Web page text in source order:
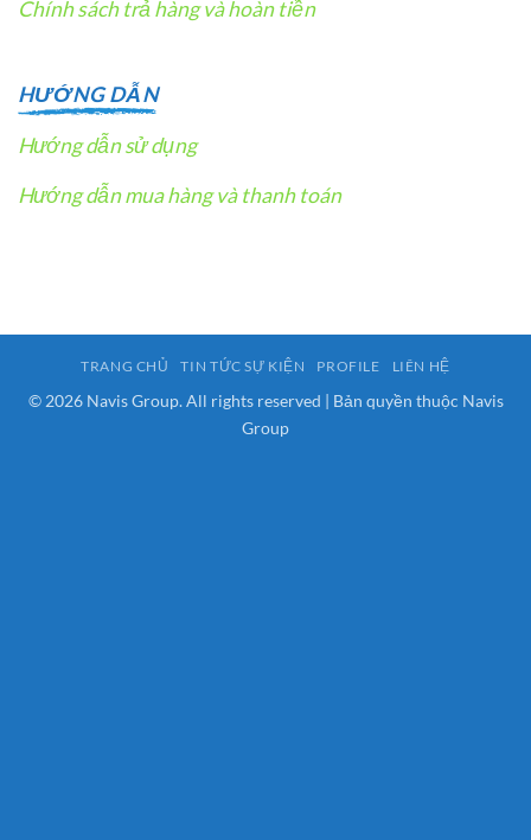
Chính sách trả hàng và hoàn tiền
HƯỚNG DẪN
Hướng dẫn sử dụng
Hướng dẫn mua hàng và thanh toán
TRANG CHỦ TIN TỨC SỰ KIỆN PROFILE LIÊN HỆ
© 2026 Navis Group. All rights reserved | Bản quyền thuộc Navis
Group